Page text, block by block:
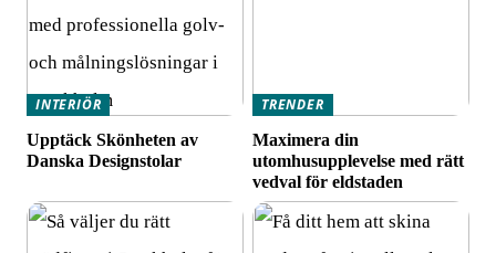
INTERIÖR
Upptäck Skönheten av
Danska Designstolar
TRENDER
Maximera din
utomhusupplevelse med rätt
vedval för eldstaden